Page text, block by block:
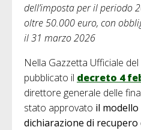
dell’imposta per il periodo
oltre 50.000 euro, con
il 31 marzo 2026
Nella Gazzetta Ufficiale
pubblicato il decreto 4
direttore generale delle
stato approvato il
dichiarazione di recupero